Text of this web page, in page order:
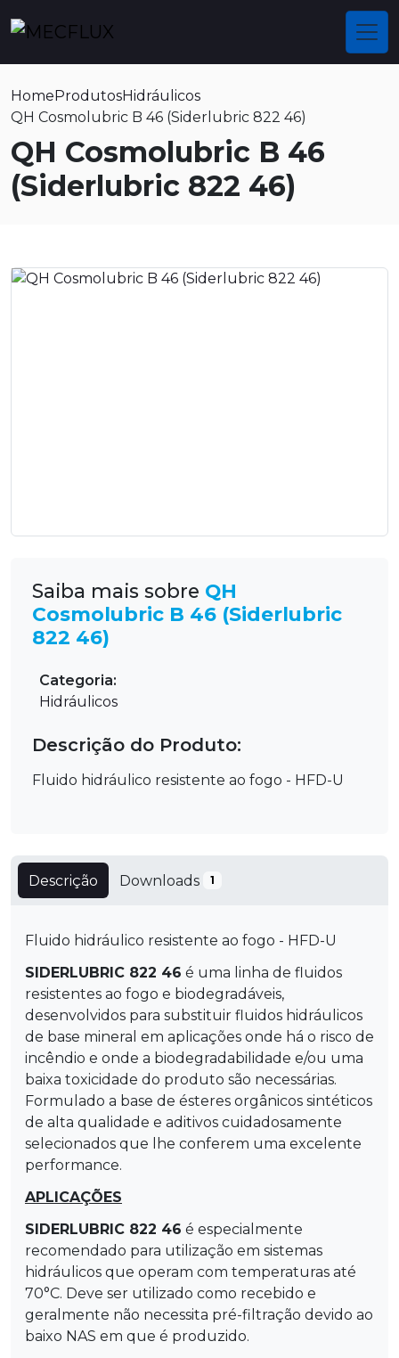
HomeProdutosHidráulicos
QH Cosmolubric B 46 (Siderlubric 822 46)
QH Cosmolubric B 46
(Siderlubric 822 46)
Saiba mais sobre QH
Cosmolubric B 46 (Siderlubric
822 46)
Categoria:
Hidráulicos
Descrição do Produto:
Fluido hidráulico resistente ao fogo - HFD-U
Descrição Downloads 1
Fluido hidráulico resistente ao fogo - HFD-U
SIDERLUBRIC 822 46 é uma linha de fluidos
resistentes ao fogo e biodegradáveis,
desenvolvidos para substituir fluidos hidráulicos
de base mineral em aplicações onde há o risco de
incêndio e onde a biodegradabilidade e/ou uma
baixa toxicidade do produto são necessárias.
Formulado a base de ésteres orgânicos sintéticos
de alta qualidade e aditivos cuidadosamente
selecionados que lhe conferem uma excelente
performance.
APLICAÇÕES
SIDERLUBRIC 822 46 é especialmente
recomendado para utilização em sistemas
hidráulicos que operam com temperaturas até
70°C. Deve ser utilizado como recebido e
geralmente não necessita pré-filtração devido ao
baixo NAS em que é produzido.